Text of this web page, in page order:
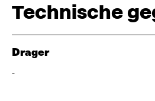
Technische
Drager
-